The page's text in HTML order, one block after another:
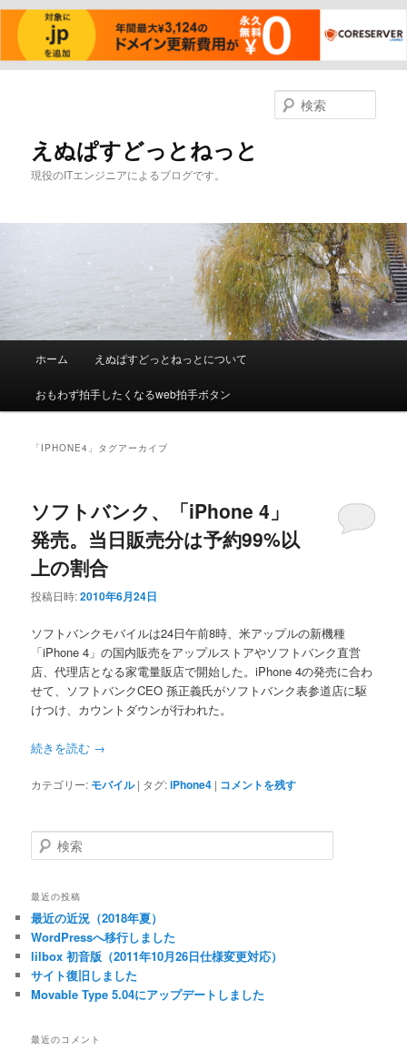
えぬぱすどっとねっと
現役のITエンジニアによるブログです。
索
メ
ホーム えぬぱすどっとねっとについて
おもわず拍手したくなるweb拍手ボタン
「 IPHONE4 」タグアーカイブ
ソフトバンク、「iPhone 4」
発売。当日販売分は予約99%以
上の割合
投稿日時:2010年6月24日
ソフトバンクモバイルは24日午前8時、米アップルの新機種
「iPhone 4」の国内販売をアップルストアやソフトバンク直営
店、代理店となる家電量販店で開始した。iPhone 4の発売に合わ
せて、ソフトバンクCEO 孫正義氏がソフトバンク表参道店に駆
けつけ、カウントダウンが行われた。
続きを読む →
カテゴリー: モバイル | タグ:iPhone4 | コメントを残す
検
索
最近の投稿
最近の近況（2018年夏）
WordPressへ移行しました
lilbox 初音版（2011年10月26日仕様変更対応）
サイト復旧しました
Movable Type 5.04にアップデートしました
最近のコメント